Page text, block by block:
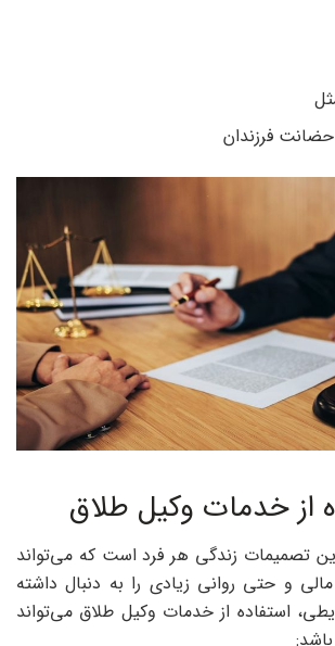
فرزندان
از خدمات وکیل طلاق
تصمیمات زندگی هر فرد است که می‌تواند
و حتی روانی زیادی را به دنبال داشته
استفاده از خدمات وکیل طلاق می‌تواند